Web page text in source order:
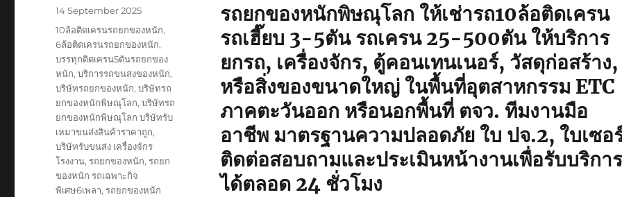
รถยกของหนักพิษณุโลก ให้เช่ารถ10ล้อติดเครน
รถเฮี๊ยบ 3-5ตัน รถเครน 25-500ตัน ให้บริการ
ยกรถ, เครื่องจักร, ตู้คอนเทนเนอร์, วัสดุก่อสร้าง,
หรือสิ่งของขนาดใหญ่ ในพื้นที่อุตสาหกรรม ETC
ภาคตะวันออก หรือนอกพื้นที่ ตจว. ทีมงานมือ
อาชีพ มาตรฐานความปลอดภัย ใบ ปจ.2, ใบเซอ
ติดต่อสอบถามและประเมินหน้างานเพื่อรับบริการ
ได้ตลอด 24 ชั่วโมง
Posted
14 September 2025
Tags
10ล้อติดเครนรถยกของหนัก,
6ล้อติดเครนรถยกของหนัก,
บรรทุกติดเครน5ตันรถยกของ
หนัก,บริการรถขนสงของหนัก,
บริษัทรถยกของหนัก,บริษัทรถ
ยกของหนักพิษณุโลก,บริษัทรถ
ยกของหนักพิษณุโลก บริษัทรับ
เหมาขนส่งสินค้าราคาถูก,
บริษัทรับขนส่ง เครื่องจักร
โรงงาน,รถยกของหนัก,รถยก
ของหนัก รถเฉพาะกิจ
พิเศษ6เพลา,รถยกของหนัก